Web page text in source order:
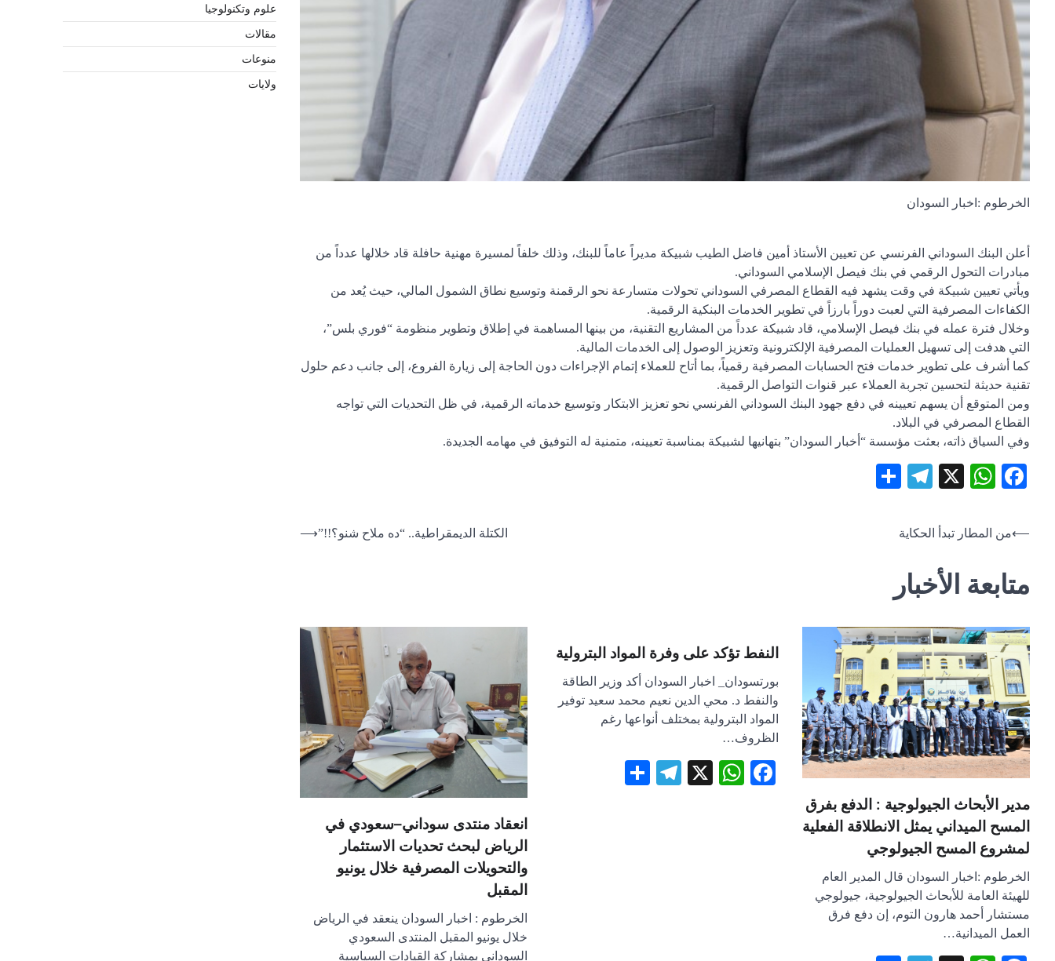
الخرطوم :اخبار السودان
أعلن البنك السوداني الفرنسي عن تعيين الأستاذ أمين فاضل الطيب شبيكة مديراً عاماً للبنك، وذلك خلفاً لمسيرة مهنية حافلة قاد خلالها عدداً من
مبادرات التحول الرقمي في بنك فيصل الإسلامي السوداني.
ويأتي تعيين شبيكة في وقت يشهد فيه القطاع المصرفي السوداني تحولات متسارعة نحو الرقمنة وتوسيع نطاق الشمول المالي، حيث يُعد من
الكفاءات المصرفية التي لعبت دوراً بارزاً في تطوير الخدمات البنكية الرقمية.
وخلال فترة عمله في بنك فيصل الإسلامي، قاد شبيكة عدداً من المشاريع التقنية، من بينها المساهمة في إطلاق وتطوير منظومة “فوري بلس”،
التي هدفت إلى تسهيل العمليات المصرفية الإلكترونية وتعزيز الوصول إلى الخدمات المالية.
كما أشرف على تطوير خدمات فتح الحسابات المصرفية رقمياً، بما أتاح للعملاء إتمام الإجراءات دون الحاجة إلى زيارة الفروع، إلى جانب دعم حلول
تقنية حديثة لتحسين تجربة العملاء عبر قنوات التواصل الرقمية.
ومن المتوقع أن يسهم تعيينه في دفع جهود البنك السوداني الفرنسي نحو تعزيز الابتكار وتوسيع خدماته الرقمية، في ظل التحديات التي تواجه
القطاع المصرفي في البلاد.
وفي السياق ذاته، بعثت مؤسسة “أخبار السودان” بتهانيها لشبيكة بمناسبة تعيينه، متمنية له التوفيق في مهامه الجديدة.
Facebook
WhatsApp
X
Telegram
تصفّح
⟵من المطار تبدأ الحكاية الكتلة الديمقراطية.. “ده ملاح شنو؟!!”⟶
متابعة الأخبار
مدير الأبحاث الجيولوجية : الدفع بفرق
المسح الميداني يمثل الانطلاقة الفعلية
لمشروع المسح الجيولوجي
الخرطوم :اخبار السودان قال المدير العام
للهيئة العامة للأبحاث الجيولوجية، جيولوجي
مستشار أحمد هارون التوم، إن دفع فرق
العمل الميدانية…
النفط تؤكد على وفرة المواد البترولية
بورتسودان_ اخبار السودان أكد وزير الطاقة
والنفط د. محي الدين نعيم محمد سعيد توفير
المواد البترولية بمختلف أنواعها رغم
الظروف…
Facebook
WhatsApp
X
Telegram
انعقاد منتدى سوداني–سعودي في
الرياض لبحث تحديات الاستثمار
والتحويلات المصرفية خلال يونيو
المقبل
الخرطوم : اخبار السودان ينعقد في الرياض
خلال يونيو المقبل المنتدى السعودي
السوداني بمشاركة القيادات السياسية
علوم وتكنولوجيا
مقالات
منوعات
ولايات